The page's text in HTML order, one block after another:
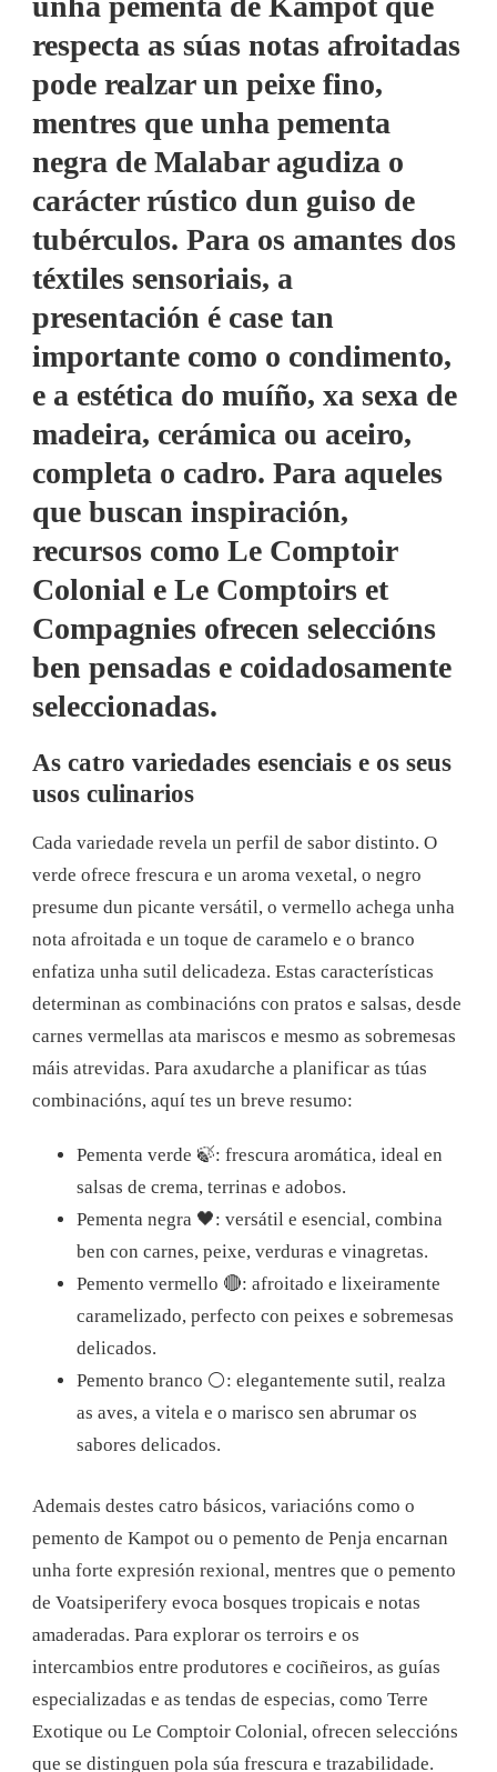
respecta as súas notas afroitadas
pode realzar un peixe fino,
mentres que unha pementa
negra de Malabar agudiza o
carácter rústico dun guiso de
tubérculos. Para os amantes dos
téxtiles sensoriais, a
presentación é case tan
importante como o condimento,
e a estética do muíño, xa sexa de
madeira, cerámica ou aceiro,
completa o cadro. Para aqueles
que buscan inspiración,
recursos como Le Comptoir
Colonial e Le Comptoirs et
Compagnies ofrecen seleccións
ben pensadas e coidadosamente
seleccionadas.
As catro variedades esenciais e os seus
usos culinarios
Cada variedade revela un perfil de sabor distinto. O
verde ofrece frescura e un aroma vexetal, o negro
presume dun picante versátil, o vermello achega unha
nota afroitada e un toque de caramelo e o branco
enfatiza unha sutil delicadeza. Estas características
determinan as combinacións con pratos e salsas, desde
carnes vermellas ata mariscos e mesmo as sobremesas
máis atrevidas. Para axudarche a planificar as túas
combinacións, aquí tes un breve resumo:
Pementa verde 🍃: frescura aromática, ideal en
salsas de crema, terrinas e adobos.
Pementa negra 🖤: versátil e esencial, combina
ben con carnes, peixe, verduras e vinagretas.
Pemento vermello 🔴: afroitado e lixeiramente
caramelizado, perfecto con peixes e sobremesas
delicados.
Pemento branco ⚪: elegantemente sutil, realza
as aves, a vitela e o marisco sen abrumar os
sabores delicados.
Ademais destes catro básicos, variacións como o
pemento de Kampot ou o pemento de Penja encarnan
unha forte expresión rexional, mentres que o pemento
de Voatsiperifery evoca bosques tropicais e notas
amaderadas. Para explorar os terroirs e os
intercambios entre produtores e cociñeiros, as guías
especializadas e as tendas de especias, como Terre
Exotique ou Le Comptoir Colonial, ofrecen seleccións
que se distinguen pola súa frescura e trazabilidade.